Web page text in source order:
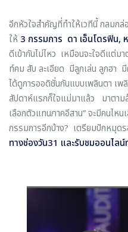
อีกหัวใจสำคัญที่ทำให้เวทีนี้ กลมก
ให้ 3 กรรมการ ดา เอ็นโดรฟิน,
ดีเข้ากันไม่ไหว เหมือนจะใจดีแต่ม
ท์คม สับ ละเอียด มีลูกเล่น ลูกฮา
ได้ดูการออดิชั่นกันแบบเพลินตา เ
สัปดาห์แรกก็ใจแม่มาแล้ว มาตาม
เลือกตัวแทนภาคอีสาน” จะมีคนไห
กรรมการอีกบ้าง? เตรียมปักหมุดร
ทางช่องวัน31 และรับชมออนไล